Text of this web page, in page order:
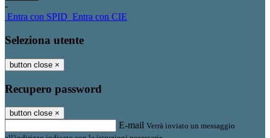
-
Entra con SPID Entra con CIE
Seleziona utente
button close ×
Recupero password
button close ×
E-mail Verrà inviato un messaggio